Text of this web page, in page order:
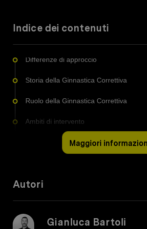
Indice dei contenuti
Differenze di approccio
Storia della Ginnastica Correttiva
Ruolo della Ginnastica Correttiva
Ambiti di intervento
Obiettivi comuni di intervento
Canoni di una corretta postura
Prevenzione di discomfort e infortuni
Maggiori
Autori
Gianluca Bartoli